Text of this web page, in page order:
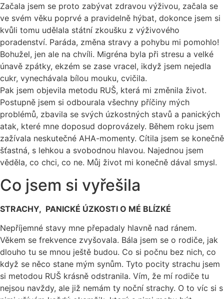
Začala jsem se proto zabývat zdravou výživou, začala se
ve svém věku poprvé a pravidelně hýbat, dokonce jsem si
kvůli tomu udělala státní zkoušku z výživového
poradenství. Paráda, změna stravy a pohybu mi pomohlo!
Bohužel, jen ale na chvíli. Migréna byla při stresu a velké
únavě zpátky, ekzém se zase vracel, ikdyž jsem nejedla
cukr, vynechávala bílou mouku, cvičila.
Pak jsem objevila metodu RUŠ, která mi změnila život.
Postupně jsem si odbourala všechny příčiny mých
problémů, zbavila se svých úzkostných stavů a panických
atak, které mne doposud doprovázely. Během roku jsem
zažívala neskutečné AHA-momenty. Cítila jsem se konečně
šťastná, s lehkou a svobodnou hlavou. Najednou jsem
věděla, co chci, co ne. Můj život mi konečně dával smysl.
Co jsem si vyřešila
STRACHY, PANICKÉ ÚZKOSTI O MÉ BLÍZKÉ
Nepříjemné stavy mne přepadaly hlavně nad ránem.
Věkem se frekvence zvyšovala. Bála jsem se o rodiče, jak
dlouho tu se mnou ještě budou. Co si počnu bez nich, co
když se něco stane mým synům. Tyto pocity strachu jsem
si metodou RUŠ krásně odstranila. Vím, že mí rodiče tu
nejsou navždy, ale již nemám ty noční strachy. O to víc si s